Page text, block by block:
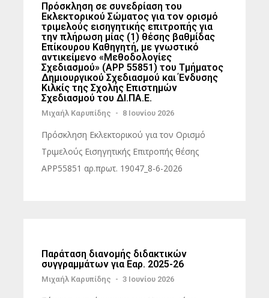
Πρόσκληση σε συνεδρίαση του
Εκλεκτορικού Σώματος για τον ορισμό
τριμελούς εισηγητικής επιτροπής για
την πλήρωση μίας (1) θέσης βαθμίδας
Επίκουρου Καθηγητή, με γνωστικό
αντικείμενο «Μεθοδολογίες
Σχεδιασμού» (ΑΡΡ 55851) του Τμήματος
Δημιουργικού Σχεδιασμού και Ένδυσης
Κιλκίς της Σχολής Επιστημών
Σχεδιασμού του ΔΙ.ΠΑ.Ε.
Μιχαήλ Καρυπίδης - 8 Ιουνίου 2026
Πρόσκληση Εκλεκτορικού για τον Ορισμό
Τριμελούς Εισηγητικής Επιτροπής θέσης
ΑΡΡ55851 αρ.πρωτ. 19047_8-6-2026
Παράταση διανομής διδακτικών
συγγραμμάτων για Εαρ. 2025-26
Μιχαήλ Καρυπίδης - 3 Ιουνίου 2026